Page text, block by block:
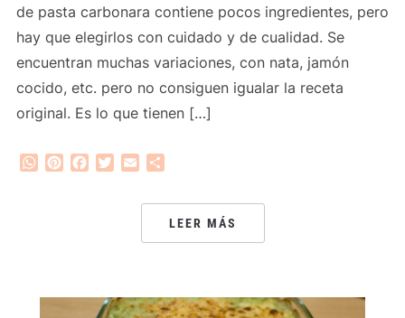
de pasta carbonara contiene pocos ingredientes, pero
hay que elegirlos con cuidado y de cualidad. Se
encuentran muchas variaciones, con nata, jamón
cocido, etc. pero no consiguen igualar la receta
original. Es lo que tienen […]
WhatsApp
PinterestFacebook
Twitter
Email
LEER MÁS